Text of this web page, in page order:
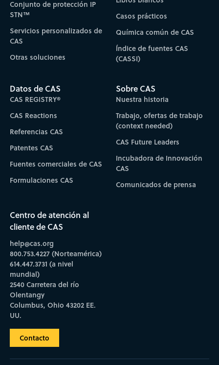
Conjunto de protección IP
STN™
Servicios personalizados de
CAS
Otras soluciones
Casos prácticos
Química común de CAS
Índice de fuentes CAS
(CASSI)
Datos de CAS
CAS REGISTRY®
CAS Reactions
Referencias CAS
Patentes CAS
Fuentes comerciales de CAS
Formulaciones CAS
Sobre CAS
Nuestra historia
Trabajo, ofertas de trabajo
(context needed)
CAS Future Leaders
Incubadora de Innovación
CAS
Comunicados de prensa
Centro de atención al
cliente de CAS
help@cas.org
800.753.4227 (Norteamérica)
614.447.3731 (a nivel
mundial)
2540 Carretera del río
Olentangy
Columbus, Ohio 43202 EE.
UU.
Contacto